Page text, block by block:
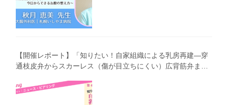
【開催レポート】「知りたい！自家組織による乳房再建―穿
通枝皮弁からスカーレス（傷が目立ちにくい）広背筋弁まで